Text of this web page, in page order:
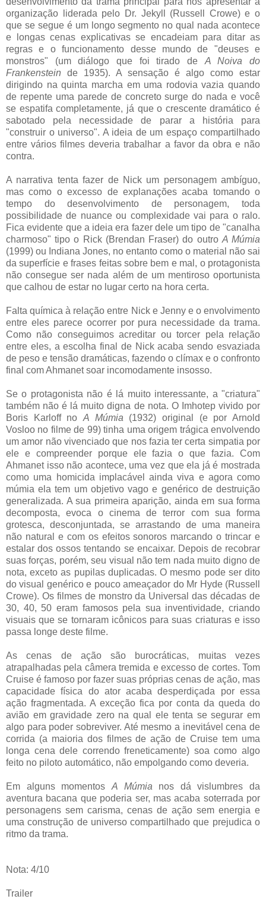
organização liderada pelo Dr. Jekyll (Russell Crowe) e o
que se segue é um longo segmento no qual nada acontece
e longas cenas explicativas se encadeiam para ditar as
regras e o funcionamento desse mundo de "deuses e
monstros" (um diálogo que foi tirado de A Noiva do
Frankenstein de 1935). A sensação é algo como estar
dirigindo na quinta marcha em uma rodovia vazia quando
de repente uma parede de concreto surge do nada e você
se espatifa completamente, já que o crescente dramático é
sabotado pela necessidade de parar a história para
"construir o universo". A ideia de um espaço compartilhado
entre vários filmes deveria trabalhar a favor da obra e não
contra.
A narrativa tenta fazer de Nick um personagem ambíguo,
mas como o excesso de explanações acaba tomando o
tempo do desenvolvimento de personagem, toda
possibilidade de nuance ou complexidade vai para o ralo.
Fica evidente que a ideia era fazer dele um tipo de "canalha
charmoso" tipo o Rick (Brendan Fraser) do outro A Múmia
(1999) ou Indiana Jones, no entanto como o material não sai
da superfície e frases feitas sobre bem e mal, o protagonista
não consegue ser nada além de um mentiroso oportunista
que calhou de estar no lugar certo na hora certa.
Falta química à relação entre Nick e Jenny e o envolvimento
entre eles parece ocorrer por pura necessidade da trama.
Como não conseguimos acreditar ou torcer pela relação
entre eles, a escolha final de Nick acaba sendo esvaziada
de peso e tensão dramáticas, fazendo o clímax e o confronto
final com Ahmanet soar incomodamente insosso.
Se o protagonista não é lá muito interessante, a "criatura"
também não é lá muito digna de nota. O Imhotep vivido por
Boris Karloff no A Múmia (1932) original (e por Arnold
Vosloo no filme de 99) tinha uma origem trágica envolvendo
um amor não vivenciado que nos fazia ter certa simpatia por
ele e compreender porque ele fazia o que fazia. Com
Ahmanet isso não acontece, uma vez que ela já é mostrada
como uma homicida implacável ainda viva e agora como
múmia ela tem um objetivo vago e genérico de destruição
generalizada. A sua primeira aparição, ainda em sua forma
decomposta, evoca o cinema de terror com sua forma
grotesca, desconjuntada, se arrastando de uma maneira
não natural e com os efeitos sonoros marcando o trincar e
estalar dos ossos tentando se encaixar. Depois de recobrar
suas forças, porém, seu visual não tem nada muito digno de
nota, exceto as pupilas duplicadas. O mesmo pode ser dito
do visual genérico e pouco ameaçador do Mr Hyde (Russell
Crowe). Os filmes de monstro da Universal das décadas de
30, 40, 50 eram famosos pela sua inventividade, criando
visuais que se tornaram icônicos para suas criaturas e isso
passa longe deste filme.
As cenas de ação são burocráticas, muitas vezes
atrapalhadas pela câmera tremida e excesso de cortes. Tom
Cruise é famoso por fazer suas próprias cenas de ação, mas
capacidade física do ator acaba desperdiçada por essa
ação fragmentada. A exceção fica por conta da queda do
avião em gravidade zero na qual ele tenta se segurar em
algo para poder sobreviver. Até mesmo a inevitável cena de
corrida (a maioria dos filmes de ação de Cruise tem uma
longa cena dele correndo freneticamente) soa como algo
feito no piloto automático, não empolgando como deveria.
Em alguns momentos A Múmia nos dá vislumbres da
aventura bacana que poderia ser, mas acaba soterrada por
personagens sem carisma, cenas de ação sem energia e
uma construção de universo compartilhado que prejudica o
ritmo da trama.
Nota: 4/10
Trailer